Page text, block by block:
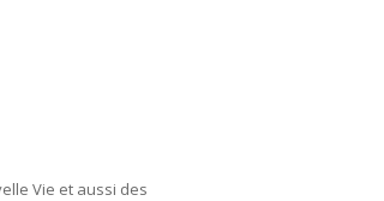
Vie et aussi des